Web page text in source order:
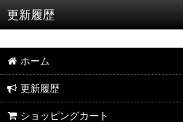
更新履歴
ホーム
更新履歴
ショッピングカート